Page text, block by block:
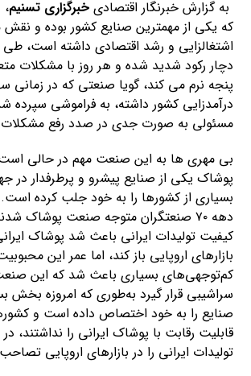
به گزارش خبرنگار اقتصادیخبرگزاری تسنیم
که یکی از مهمترین صنایع کشور بوده و
اشتغالزایی و رشد اقتصادی داشته است،
دچار رکود شدید شده و هر روز با مشکلات
پنجه نرم می کند، گویا صنعتی که در زمانی
درآمدزایی کشور داشته، به فراموشی سپرده
مسئولی به صورت جدی در صدد رفع
بی مهری ها به این صنعت مهم در حالی
پوشاک یکی از صنایع پیشرو و پرطرفدار در
بسیاری از کشورها را به خود جلب کرده است.
دهه ۷۰ صنعتگران متوجه صنعت پوشاک
کیفیت تولیدات ایرانی باعث شد پوشاک
بازارهای اروپایی باز کند، اما عمر این
کم‌توجهی‌های بسیاری باعث شد که این
سراشیبی قرار گیرد به‌طوری که امروزه بخش
صنایع را به خود اختصاص داده است و
قابلیت رقابت با پوشاک ایرانی را نداشتند،
تولیدات ایرانی را در بازارهای اروپایی